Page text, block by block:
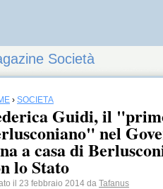
Società
› SOCIETÀ
Guidi, il
nel
a casa di
lo Stato
il 23 febbraio 2014 da Tafanus